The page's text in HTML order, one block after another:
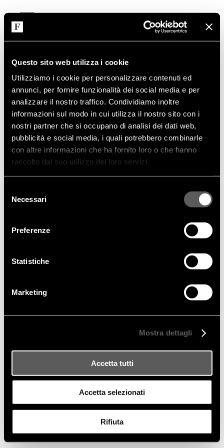
Questo sito web utilizza i cookie
Utilizziamo i cookie per personalizzare contenuti ed
annunci, per fornire funzionalità dei social media e per
analizzare il nostro traffico. Condividiamo inoltre
informazioni sul modo in cui utilizza il nostro sito con i
nostri partner che si occupano di analisi dei dati web,
pubblicità e social media, i quali potrebbero combinarle
con altre informazioni che ha fornito loro o che hanno
raccolto dal suo utilizzo dei loro servizi.
delNecessari
Preferenze
Statistiche
Marketing
Mostra dettagli
Accetta tutti
Accetta selezionati
Rifiuta
NEWSLETTER
FRIGERIO POLTRONE E DIVANI SRL
UFFICI E SHOWROOM
via Sant'Agata, 63
22066 Mariano Comense CO
Italy
SEDE LEGALE
c.so Brianza 21
Italy
GENERAL REQUEST
REA Como 245353
C.F. - P.IVA 02179030131
Cap. Vers. €52.000.00
Privacy Policy & Cookie
Pubblicizzazione e trasparenza
Credits